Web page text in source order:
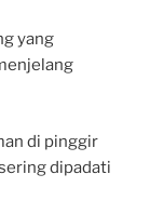
yang
di pinggir
dipadati